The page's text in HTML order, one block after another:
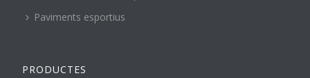
Paviments esportius
PRODUCTES